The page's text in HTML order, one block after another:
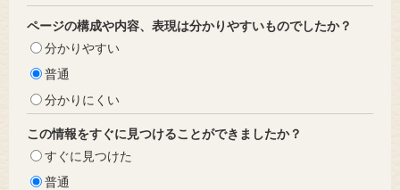
ページの構成や内容、表現は分かりやすいものでしたか？
分かりやすい
普通
分かりにくい
この情報をすぐに見つけることができましたか？
すぐに見つけた
普通